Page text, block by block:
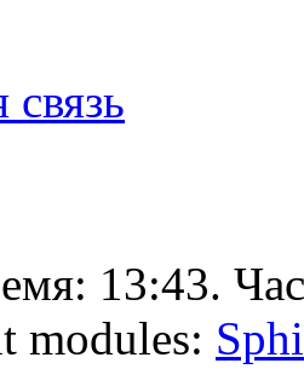
13:43.
modules: